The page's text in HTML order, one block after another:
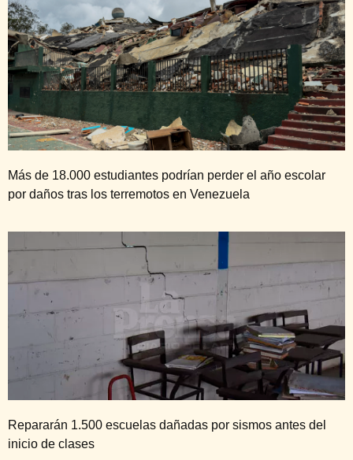
Más de 18.000 estudiantes podrían perder el año escolar
por daños tras los terremotos en Venezuela
Repararán 1.500 escuelas dañadas por sismos antes del
inicio de clases